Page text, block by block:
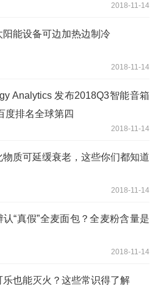
2018-11-14
阳能设备可边加热边制冷
2018-11-14
Analytics 发布2018Q3智能音箱
度排名全球第四
2018-11-14
物质可延缓衰老，这些你们都知道
2018-11-14
认“真假”全麦面包？全麦粉含量是
2018-11-14
乐也能灭火？这些常识得了解